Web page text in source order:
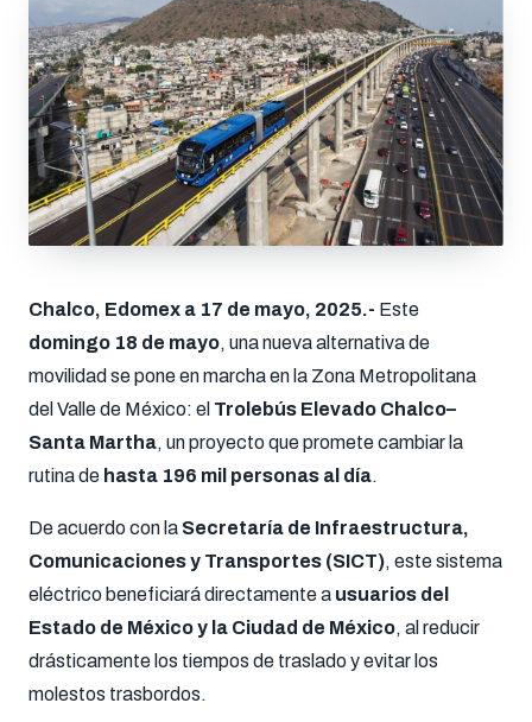
Chalco, Edomex a 17 de mayo, 2025.- Este
domingo 18 de mayo, una nueva alternativa de
movilidad se pone en marcha en la Zona Metropolitana
del Valle de México: el Trolebús Elevado Chalco–
Santa Martha, un proyecto que promete cambiar la
rutina de hasta 196 mil personas al día.
De acuerdo con la Secretaría de Infraestructura,
Comunicaciones y Transportes (SICT), este sistema
eléctrico beneficiará directamente a usuarios del
Estado de México y la Ciudad de México, al reducir
drásticamente los tiempos de traslado y evitar los
molestos trasbordos.